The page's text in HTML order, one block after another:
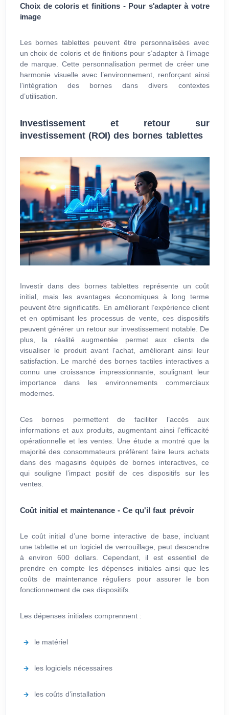
Choix de coloris et finitions - Pour s'adapter à votre
image
Les bornes tablettes peuvent être personnalisées avec
un choix de coloris et de finitions pour s’adapter à l’image
de marque. Cette personnalisation permet de créer une
harmonie visuelle avec l’environnement, renforçant ainsi
l’intégration des bornes dans divers contextes
d’utilisation.
Investissement et retour sur
investissement (ROI) des bornes tablettes
Investir dans des bornes tablettes représente un coût
initial, mais les avantages économiques à long terme
peuvent être significatifs. En améliorant l’expérience client
et en optimisant les processus de vente, ces dispositifs
peuvent générer un retour sur investissement notable. De
plus, la réalité augmentée permet aux clients de
visualiser le produit avant l'achat, améliorant ainsi leur
satisfaction. Le marché des bornes tactiles interactives a
connu une croissance impressionnante, soulignant leur
importance dans les environnements commerciaux
modernes.
Ces bornes permettent de faciliter l’accès aux
informations et aux produits, augmentant ainsi l’efficacité
opérationnelle et les ventes. Une étude a montré que la
majorité des consommateurs préfèrent faire leurs achats
dans des magasins équipés de bornes interactives, ce
qui souligne l’impact positif de ces dispositifs sur les
ventes.
Coût initial et maintenance - Ce qu'il faut prévoir
Le coût initial d’une borne interactive de base, incluant
une tablette et un logiciel de verrouillage, peut descendre
à environ 600 dollars. Cependant, il est essentiel de
prendre en compte les dépenses initiales ainsi que les
coûts de maintenance réguliers pour assurer le bon
fonctionnement de ces dispositifs.
Les dépenses initiales comprennent :
le matériel
les logiciels nécessaires
les coûts d’installation